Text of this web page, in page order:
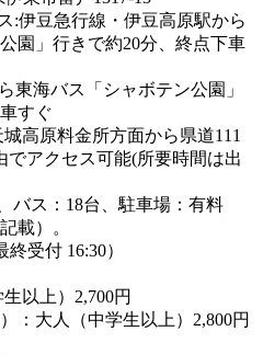
:伊豆急行線・伊豆高原駅から
園」行きで約20分、終点下車
東海バス「シャボテン公園」
すぐ
高原料金所方面から県道111
でアクセス可能(所要時間は出
バス：18台、駐車場：有料
載）。
終受付 16:30）
以上）2,700円
：大人（中学生以上）2,800円